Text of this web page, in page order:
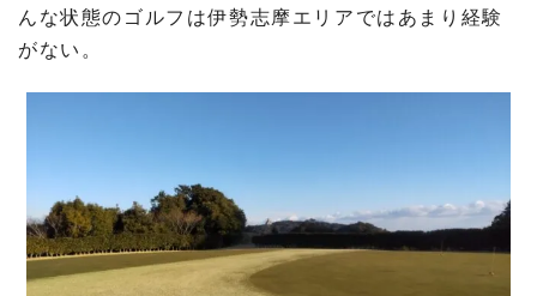
んな状態のゴルフは伊勢志摩エリアではあまり経験
がない。